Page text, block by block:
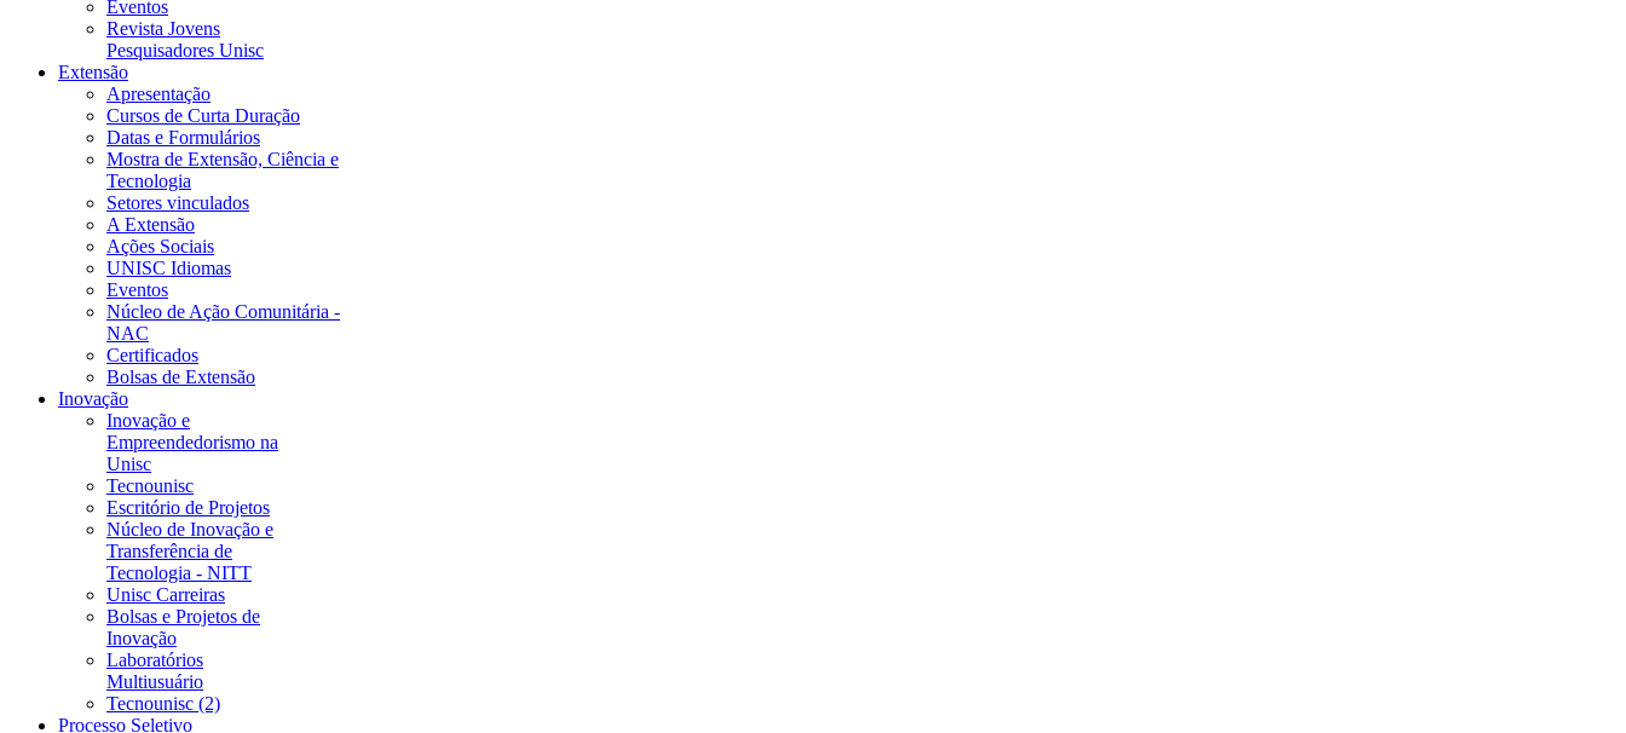
Eventos
Revista Jovens
Pesquisadores Unisc
Extensão
Apresentação
Cursos de Curta Duração
Datas e Formulários
Mostra de Extensão, Ciência e
Tecnologia
Setores vinculados
A Extensão
Ações Sociais
UNISC Idiomas
Eventos
Núcleo de Ação Comunitária -
NAC
Certificados
Bolsas de Extensão
Inovação
Inovação e
Empreendedorismo na
Unisc
Tecnounisc
Escritório de Projetos
Núcleo de Inovação e
Transferência de
Tecnologia - NITT
Unisc Carreiras
Bolsas e Projetos de
Inovação
Laboratórios
Multiusuário
Tecnounisc (2)
Processo Seletivo